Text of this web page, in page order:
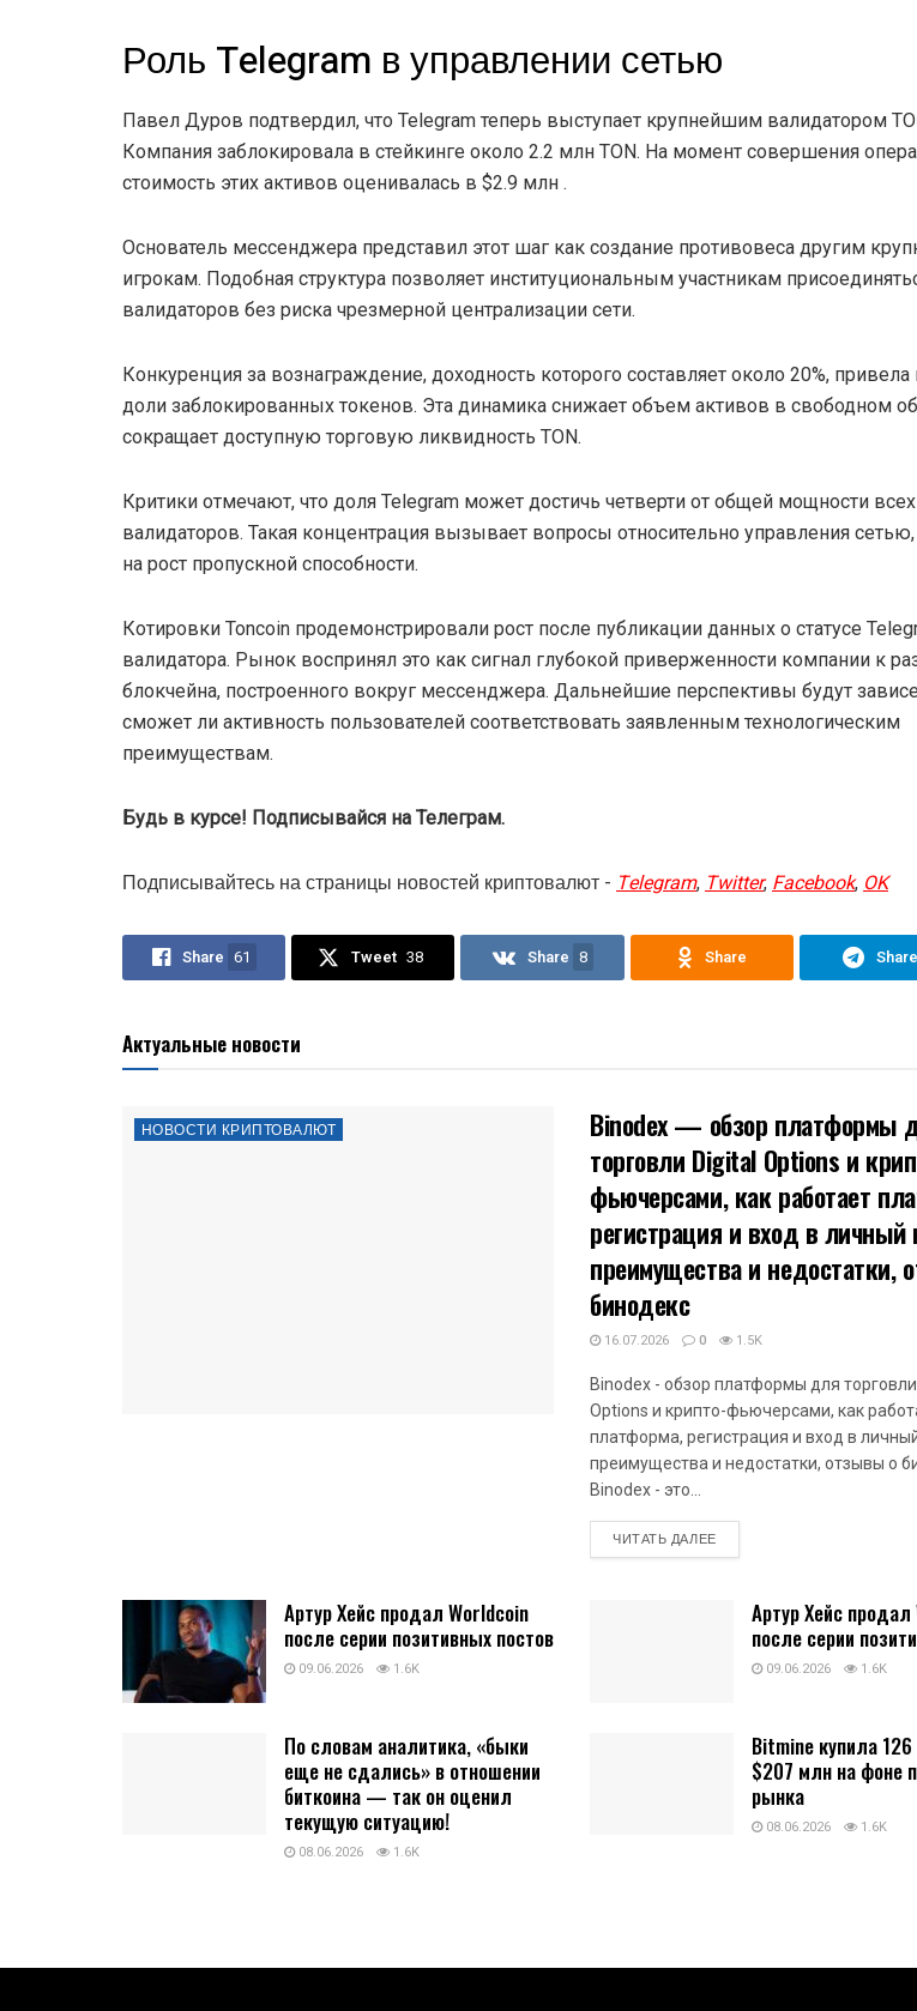
Роль Telegram в управлении сетью
Павел Дуров подтвердил, что Telegram теперь выступает крупнейшим валидатором
Компания заблокировала в стейкинге около 2.2 млн TON. На момент совершения
стоимость этих активов оценивалась в $2.9 млн .
Основатель мессенджера представил этот шаг как создание противовеса другим
игрокам. Подобная структура позволяет институциональным участникам
валидаторов без риска чрезмерной централизации сети.
Конкуренция за вознаграждение, доходность которого составляет около 20%, привела
доли заблокированных токенов. Эта динамика снижает объем активов в свободном
сокращает доступную торговую ликвидность TON.
Критики отмечают, что доля Telegram может достичь четверти от общей мощности всех
валидаторов. Такая концентрация вызывает вопросы относительно управления
на рост пропускной способности.
Котировки Toncoin продемонстрировали рост после публикации данных о статусе
валидатора. Рынок воспринял это как сигнал глубокой приверженности компании к
блокчейна, построенного вокруг мессенджера. Дальнейшие перспективы будут
сможет ли активность пользователей соответствовать заявленным технологическим
преимуществам.
Будь в курсе! Подписывайся на Телеграм.
Подписывайтесь на страницы новостей криптовалют - Telegram,Twitter,Facebook,OK
Share 61 Tweet 38 Share 8 Share Share
Актуальные новости
НОВОСТИ КРИПТОВАЛЮТ
Binodex — обзор платформы
торговли Digital Options и
фьючерсами, как работает
регистрация и вход в личный
преимущества и недостатки,
бинодекс
16.07.2026 0 1.5K
Binodex - обзор платформы для торговли
Options и крипто-фьючерсами, как
платформа, регистрация и вход в
преимущества и недостатки, отзывы о
Binodex - это...
ЧИТАТЬ ДАЛЕЕDETAILS
Артур Хейс продал Worldcoin
после серии позитивных постов
09.06.2026 1.6K
Артур Хейс
после серии
09.06.2026 1.6K
По словам аналитика, «быки
еще не сдались» в отношении
биткоина — так он оценил
текущую ситуацию!
08.06.2026 1.6K
Bitmine купила 126
$207 млн на фоне
рынка
08.06.2026 1.6K